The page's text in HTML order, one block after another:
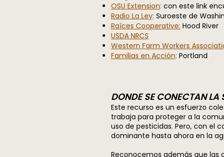
OSU Extension: con este link
Radio La Ley: Suroeste de
Raíces Cooperative: Hood River
USDA NRCS
Western Farm Workers
Familias en Acción: Portland
DONDE SE CONECTAN LA
Este recurso es un esfuerzo
trabaja para proteger a la
uso de pesticidas. Pero, con el
dominante hasta ahora en la
Reconocemos además que las